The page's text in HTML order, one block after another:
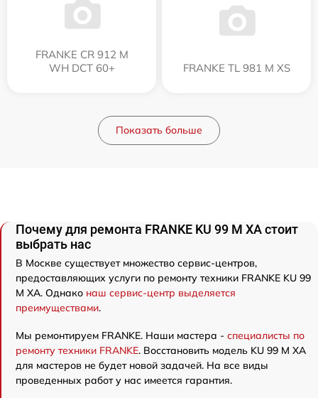
FRANKE CR 912 M
WH DCT 60+
FRANKE TL 981 M XS
Показать больше
Почему для ремонта FRANKE KU 99 M XA стоит
выбрать нас
В Москве существует множество сервис-центров,
предоставляющих услуги по ремонту техники FRANKE KU 99
M XA. Однако наш сервис-центр выделяется
преимуществами.
Мы ремонтируем FRANKE. Наши мастера - специалисты по
ремонту техники FRANKE. Восстановить модель KU 99 M XA
для мастеров не будет новой задачей. На все виды
проведенных работ у нас имеется гарантия.